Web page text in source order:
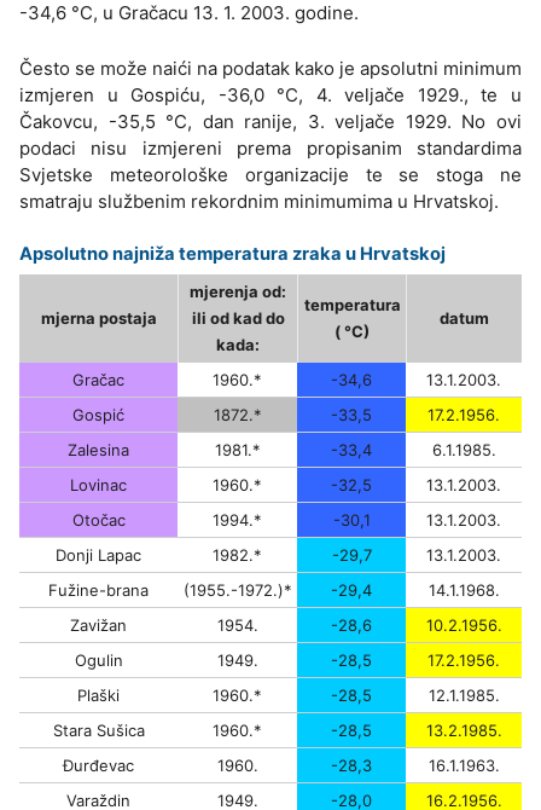
-34,6 °C, u Gračacu 13. 1. 2003. godine.
Često se može naići na podatak kako je apsolutni minimum
izmjeren u Gospiću, -36,0 °C, 4. veljače 1929., te u
Čakovcu, -35,5 °C, dan ranije, 3. veljače 1929. No ovi
podaci nisu izmjereni prema propisanim standardima
Svjetske meteorološke organizacije te se stoga ne
smatraju službenim rekordnim minimumima u Hrvatskoj.
Apsolutno najniža temperatura zraka u Hrvatskoj
mjerna postaja
mjerenja od:
ili od kad do
kada:
temperatura
( °C)
datum
Gračac 1960.* -34,6
13.1.2003.
Gospić
1872.* -33,5
17.2.1956.
Zalesina
1981.* -33,4
6.1.1985.
Lovinac
1960.* -32,5
13.1.2003.
Otočac
1994.* -30,1
13.1.2003.
Donji Lapac
1982.* -29,7
13.1.2003.
Fužine-brana
(1955.-1972.)* -29,4
14.1.1968.
Zavižan
1954. -28,6
10.2.1956.
Ogulin
1949. -28,5
17.2.1956.
Plaški
1960.* -28,5
12.1.1985.
Stara Sušica
1960.* -28,5
13.2.1985.
Đurđevac
1960. -28,3
16.1.1963.
Varaždin
1949. -28,0
16.2.1956.